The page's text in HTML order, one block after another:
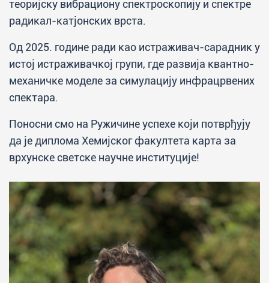
теоријску вибрациону спектроскопију и спектре
радикал-катјонских врста.
Од 2025. године ради као истраживач-сарадник у
истој истраживачкој групи, где развија квантно-
механичке моделе за симулацију инфрацрвених
спектара.
Поносни смо на Ружичине успехе који потврђују
да је диплома Хемијског факултета карта за
врхунске светске научне институције!